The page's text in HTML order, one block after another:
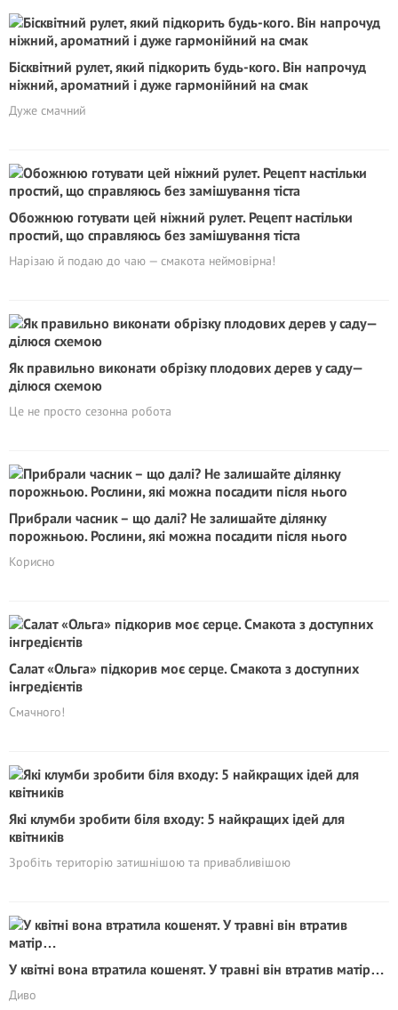
Бісквітний рулет, який підкорить будь-кого. Він напрочуд
ніжний, ароматний і дуже гармонійний на смак
Дуже смачний
Обожнюю готувати цей ніжний рулет. Рецепт настільки
простий, що справляюсь без замішування тіста
Нарізаю й подаю до чаю — смакота неймовірна!
Як правильно виконати обрізку плодових дерев у саду—
ділюся схемою
Це не просто сезонна робота
Прибрали часник – що далі? Не залишайте ділянку
порожньою. Рослини, які можна посадити після нього
Корисно
Салат «Ольга» підкорив моє серце. Cмакота з доступних
інгредієнтів
Смачного!
Які клумби зробити біля входу: 5 найкращих ідей для
квітників
Зробіть територію затишнішою та привабливішою
У квітні вона втратила кошенят. У травні він втратив матір…
Диво